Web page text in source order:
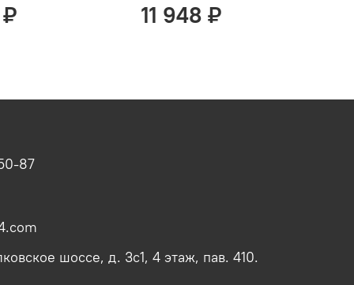
₽ 11 948 ₽
87
шоссе, д. 3с1, 4 этаж, пав. 410.